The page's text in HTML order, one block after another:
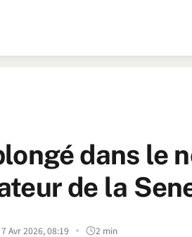
dans le
de la
7 Avr 2026, 08:19 2 min